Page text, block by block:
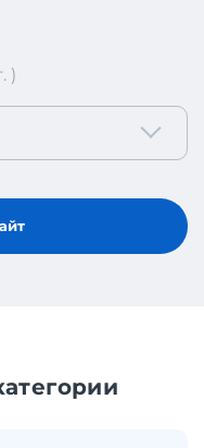
)